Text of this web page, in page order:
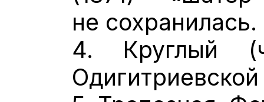
не сохранилась.
4. Круглый